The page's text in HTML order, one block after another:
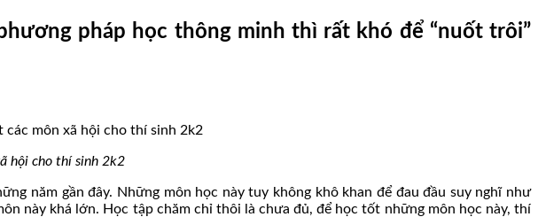
pháp học thông minh thì rất khó để “nuốt trôi”
hội cho thí sinh 2k2
năm gần đây. Những môn học này tuy không khô khan để đau đầu suy nghĩ như
này khá lớn. Học tập chăm chỉ thôi là chưa đủ, để học tốt những môn học này, thí